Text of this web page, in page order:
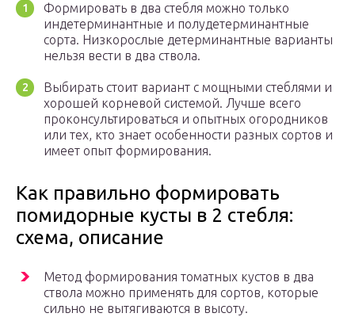
Формировать в два стебля можно только
индетерминантные и полудетерминантные
сорта. Низкорослые детерминантные варианты
нельзя вести в два ствола.
Выбирать стоит вариант с мощными стеблями и
хорошей корневой системой. Лучше всего
проконсультироваться и опытных огородников
или тех, кто знает особенности разных сортов и
имеет опыт формирования.
Как правильно формировать
помидорные кусты в 2 стебля:
схема, описание
Метод формирования томатных кустов в два
ствола можно применять для сортов, которые
сильно не вытягиваются в высоту.